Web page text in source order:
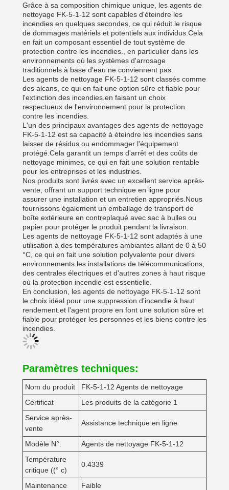
Grâce à sa composition chimique unique, les agents de
nettoyage FK-5-1-12 sont capables d'éteindre les
incendies en quelques secondes, ce qui réduit le risque
de dommages matériels et potentiels aux individus.Cela
en fait un composant essentiel de tout système de
protection contre les incendies., en particulier dans les
environnements où les systèmes d'arrosage
traditionnels à base d'eau ne conviennent pas.
Les agents de nettoyage FK-5-1-12 sont classés comme
des alcans, ce qui en fait une option sûre et fiable pour
l'extinction des incendies.en faisant un choix
respectueux de l'environnement pour la protection
contre les incendies.
L'un des principaux avantages des agents de nettoyage
FK-5-1-12 est sa capacité à éteindre les incendies sans
laisser de résidus ou endommager l'équipement
protégé.Cela garantit un temps d'arrêt et des coûts de
nettoyage minimes, ce qui en fait une solution rentable
pour les entreprises et les industries.
Nos produits sont livrés avec un excellent service après-
vente, offrant un support technique en ligne pour
assurer une installation et un entretien appropriés.Nous
fournissons également un emballage de transport de
boîte extérieure en contreplaqué avec sac à bulles ou
papier pour protéger le produit pendant la livraison.
Les agents de nettoyage FK-5-1-12 sont adaptés à une
utilisation à des températures ambiantes allant de 0 à 50
°C, ce qui en fait une solution polyvalente pour divers
environnements.les installations de télécommunications,
des centrales électriques et d'autres zones à haut risque
où la protection incendie est essentielle.
En conclusion, les agents de nettoyage FK-5-1-12 sont
le choix idéal pour une suppression d'incendie à haut
rendement.et l'agent propre en font une solution sûre et
fiable pour protéger les personnes et les biens contre les
incendies.
Paramètres techniques:
Nom du produit
FK-5-1-12 Agents de nettoyage
Certificat
Les produits de la catégorie 1
Service après-
vente
Assistance technique en ligne
Modèle N°.
Agents de nettoyage FK-5-1-12
Température
critique ((° c)
0.4339
Maintenance Faible